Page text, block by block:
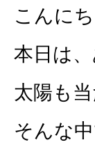
こんに
本日は
太陽も
そんな